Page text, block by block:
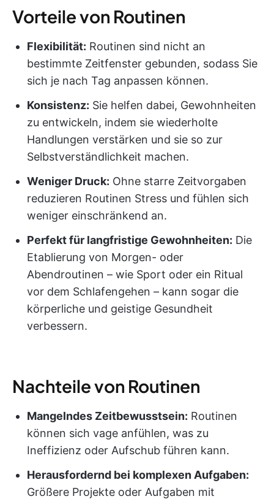
Vorteile von Routinen
Flexibilität: Routinen sind nicht an
bestimmte Zeitfenster gebunden, sodass Sie
sich je nach Tag anpassen können.
Konsistenz: Sie helfen dabei, Gewohnheiten
zu entwickeln, indem sie wiederholte
Handlungen verstärken und sie so zur
Selbstverständlichkeit machen.
Weniger Druck: Ohne starre Zeitvorgaben
reduzieren Routinen Stress und fühlen sich
weniger einschränkend an.
Perfekt für langfristige Gewohnheiten: Die
Etablierung von Morgen- oder
Abendroutinen – wie Sport oder ein Ritual
vor dem Schlafengehen – kann sogar die
körperliche und geistige Gesundheit
verbessern.
Nachteile von Routinen
Mangelndes Zeitbewusstsein: Routinen
können sich vage anfühlen, was zu
Ineffizienz oder Aufschub führen kann.
Herausfordernd bei komplexen Aufgaben:
Größere Projekte oder Aufgaben mit